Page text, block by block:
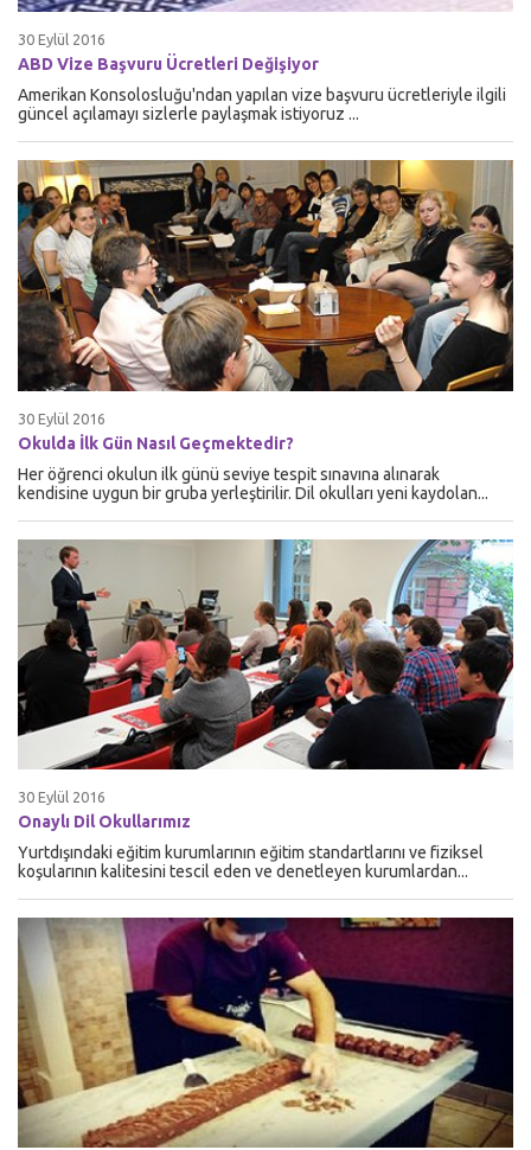
30 Eylül 2016
ABD Vize Başvuru Ücretleri Değişiyor
Amerikan Konsolosluğu'ndan yapılan vize başvuru ücretleriyle ilgili
güncel açılamayı sizlerle paylaşmak istiyoruz ...
30 Eylül 2016
Okulda İlk Gün Nasıl Geçmektedir?
Her öğrenci okulun ilk günü seviye tespit sınavına alınarak
kendisine uygun bir gruba yerleştirilir. Dil okulları yeni kaydolan...
30 Eylül 2016
Onaylı Dil Okullarımız
Yurtdışındaki eğitim kurumlarının eğitim standartlarını ve fiziksel
koşularının kalitesini tescil eden ve denetleyen kurumlardan...